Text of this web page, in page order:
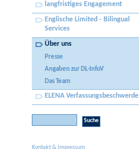
langfristiges Engagement
Englische Limited - Bilingual
Services
Über uns
Presse
Angaben zur DL-InfoV
Das Team
ELENA Verfassungsbeschwerde
Kontakt & Impressum